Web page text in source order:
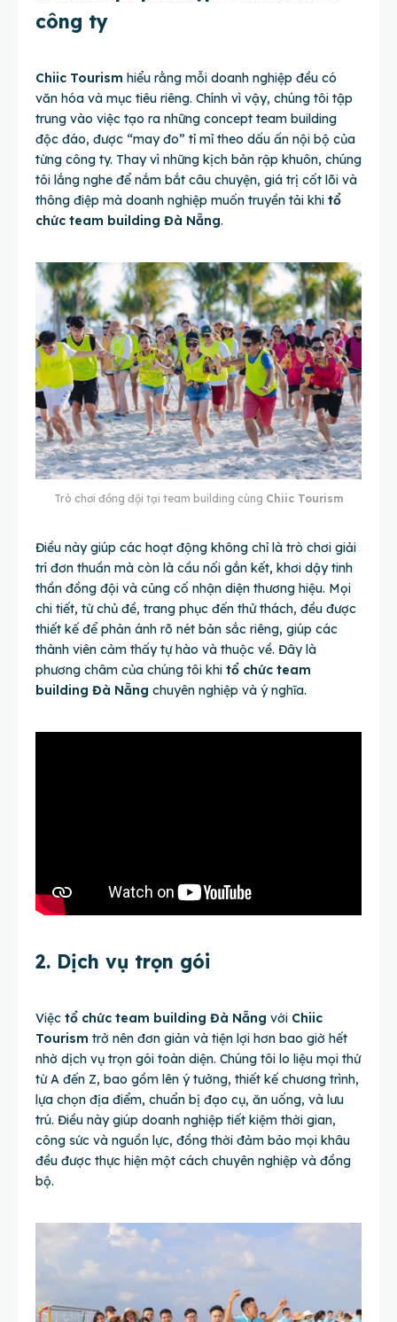
công ty
Chiic Tourism hiểu rằng mỗi doanh nghiệp đều có
văn hóa và mục tiêu riêng. Chính vì vậy, chúng tôi tập
trung vào việc tạo ra những concept team building
độc đáo, được “may đo” tỉ mỉ theo dấu ấn nội bộ của
từng công ty. Thay vì những kịch bản rập khuôn, chúng
tôi lắng nghe để nắm bắt câu chuyện, giá trị cốt lõi và
thông điệp mà doanh nghiệp muốn truyền tải khi tổ
chức team building Đà Nẵng.
Trò chơi đồng đội tại team building cùng Chiic Tourism
Điều này giúp các hoạt động không chỉ là trò chơi giải
trí đơn thuần mà còn là cầu nối gắn kết, khơi dậy tinh
thần đồng đội và củng cố nhận diện thương hiệu. Mọi
chi tiết, từ chủ đề, trang phục đến thử thách, đều được
thiết kế để phản ánh rõ nét bản sắc riêng, giúp các
thành viên cảm thấy tự hào và thuộc về. Đây là
phương châm của chúng tôi khi tổ chức team
building Đà Nẵng chuyên nghiệp và ý nghĩa.
2. Dịch vụ trọn gói
Việc tổ chức team building Đà Nẵng với Chiic
Tourism trở nên đơn giản và tiện lợi hơn bao giờ hết
nhờ dịch vụ trọn gói toàn diện. Chúng tôi lo liệu mọi thứ
từ A đến Z, bao gồm lên ý tưởng, thiết kế chương trình,
lựa chọn địa điểm, chuẩn bị đạo cụ, ăn uống, và lưu
trú. Điều này giúp doanh nghiệp tiết kiệm thời gian,
công sức và nguồn lực, đồng thời đảm bảo mọi khâu
đều được thực hiện một cách chuyên nghiệp và đồng
bộ.